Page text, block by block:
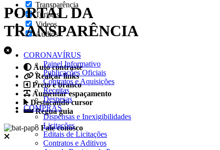
Transparência
Turistas
Videos
Áudios
Auto contraste
Realçar links
Preto e branco
Aumentar espaçamento
Destacando cursor
Regua guia
Fale conosco
PORTAL DA
TRANSPARÊNCIA
CORONAVÍRUS
Painel Informativo
Publicações Oficiais
Contratos e Aquisições
Receitas
Despesas
COMPRAS
Dispensas e Inexigibilidades
Licitações
Editais de Licitações
Contratos e Aditivos